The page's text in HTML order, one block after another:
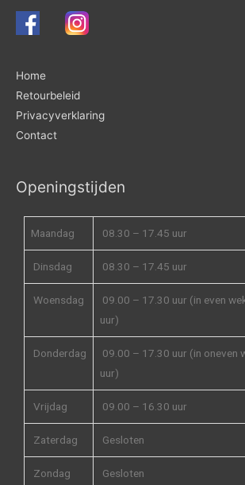
Home
Retourbeleid
Privacyverklaring
Contact
Openingstijden
Maandag 08.30 – 17.45 uur
Dinsdag 08.30 – 17.45 uur
Woensdag
09.00 – 17.30 uur (in even
uur)
Donderdag
09.00 – 17.30 uur (in oneven
uur)
Vrijdag 09.00 – 16.30 uur
Zaterdag Gesloten
Zondag Gesloten